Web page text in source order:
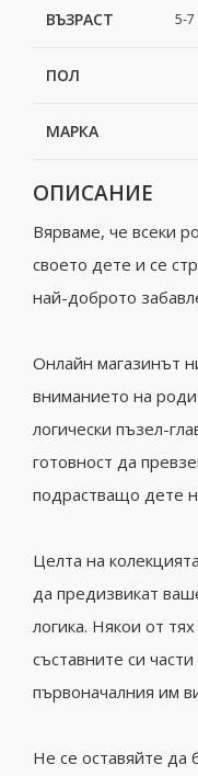
ВЪЗРАСТ 5-
ПОЛ
МАРКА
ОПИСАНИЕ
Вярваме, че всеки
своето дете и се
най-доброто
Онлайн магазинът
вниманието на
логически пъзел-
готовност да
подрастващо дете
Целта на
да предизвикат
логика. Някои от
съставните си
първоначалния им
Не се оставяйте да